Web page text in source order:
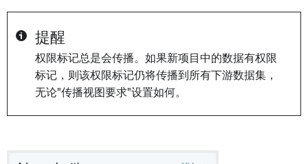
提醒
权限标记总是会传播。如果新项目中的数据有权限
标记，则该权限标记仍将传播到所有下游数据集，
无论"传播视图要求"设置如何。